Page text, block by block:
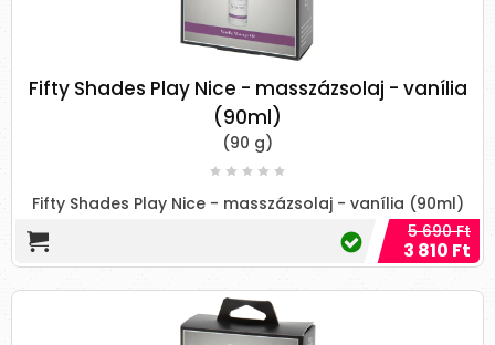
Fifty Shades Play Nice - masszázsolaj - vanília
(90ml)
(90 g)
Fifty Shades Play Nice - masszázsolaj - vanília (90ml)
5 690 Ft
3 810 Ft